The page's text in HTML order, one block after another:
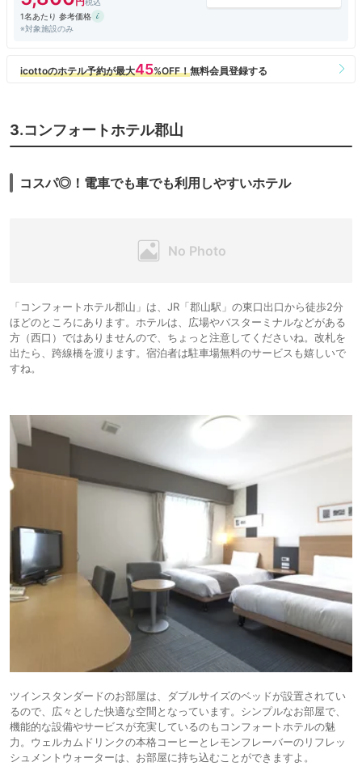
1名あたり 参考価格
※対象施設のみ
3.コンフォートホテル郡山
コスパ◎！電車でも車でも利用しやすいホテル
「コンフォートホテル郡山」は、JR「郡山駅」の東口出口から徒歩2分
ほどのところにあります。ホテルは、広場やバスターミナルなどがある
方（西口）ではありませんので、ちょっと注意してくださいね。改札を
出たら、跨線橋を渡ります。宿泊者は駐車場無料のサービスも嬉しいで
すね。
ツインスタンダードのお部屋は、ダブルサイズのベッドが設置されてい
るので、広々とした快適な空間となっています。シンプルなお部屋で、
機能的な設備やサービスが充実しているのもコンフォートホテルの魅
力。ウェルカムドリンクの本格コーヒーとレモンフレーバーのリフレッ
シュメントウォーターは、お部屋に持ち込むことができますよ。